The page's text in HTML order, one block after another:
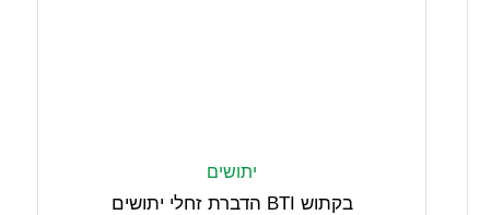
יתושים
בקתוש BTI הדברת זחלי יתושים